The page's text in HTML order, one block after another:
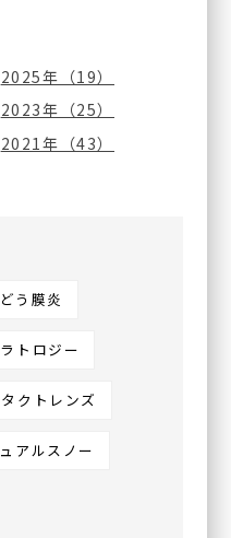
動性甲状腺眼症に対す
治療薬）
ドック
診療
状疱疹ワクチン）
2025年（19）
2023年（25）
2021年（43）
う膜炎
トロジー
クトレンズ
アルスノー